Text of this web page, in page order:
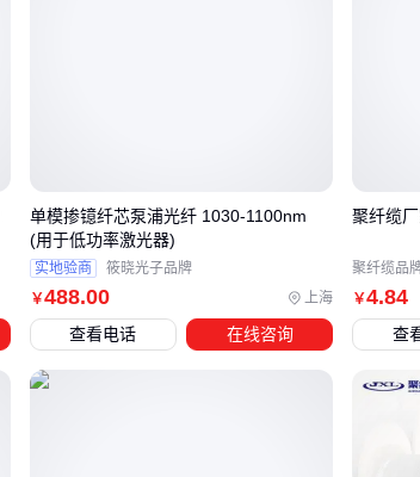
光缆
机械应力较大场景：
铠装通信光
更优，但需注意弯曲半径
潮湿或温差大环境：优先考虑
选定纤芯类型后，配套设备的选
￥488.00 上海
单模掺镱纤芯泵浦光纤 1030-1100nm
(用于低功率激光器)
实地验商 筱晓光子品牌
查看电话 在线咨询
￥4.84
聚纤缆
聚纤缆品
查